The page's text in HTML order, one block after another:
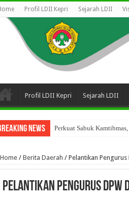
Profil LDII Kepri Sejarah LDII
Profil LDII Kepri Sejarah LDII
News Perkuat Sabuk
Home / Berita Daerah / Pelantikan
Pelantikan Pengurus DPW